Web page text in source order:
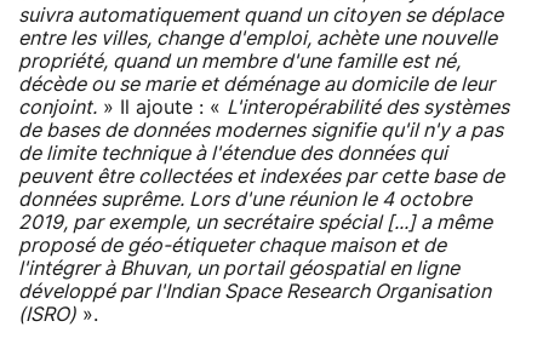
suivra automatiquement quand un citoyen se déplace
entre les villes, change d'emploi, achète une nouvelle
propriété, quand un membre d'une famille est né,
décède ou se marie et déménage au domicile de leur
conjoint. » Il ajoute : « L'interopérabilité des systèmes
de bases de données modernes signifie qu'il n'y a pas
de limite technique à l'étendue des données qui
peuvent être collectées et indexées par cette base de
données suprême. Lors d'une réunion le 4 octobre
2019, par exemple, un secrétaire spécial [...] a même
proposé de géo-étiqueter chaque maison et de
l'intégrer à Bhuvan, un portail géospatial en ligne
développé par l'Indian Space Research Organisation
(ISRO) ».